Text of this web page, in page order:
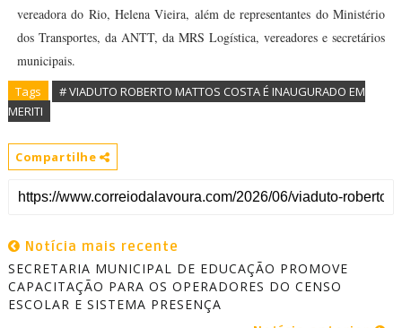
vereadora do Rio, Helena Vieira, além de representantes do Ministério
dos Transportes, da ANTT, da MRS Logística, vereadores e secretários
municipais.
Tags
# VIADUTO ROBERTO MATTOS COSTA É INAUGURADO EM
MERITI
Compartilhe
Notícia mais recente
SECRETARIA MUNICIPAL DE EDUCAÇÃO PROMOVE
CAPACITAÇÃO PARA OS OPERADORES DO CENSO
ESCOLAR E SISTEMA PRESENÇA